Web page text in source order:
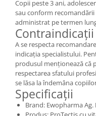
Copii peste 3 ani,
sau conform
administrat pe termen
A se respecta
indicația specialistului.
produsul menționează că
respectarea sfatului
se lăsa la îndemâna
Specificații
Brand: Ewopharma Ag.